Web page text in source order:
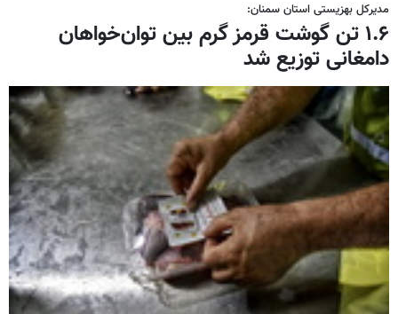
مدیرکل بهزیستی استان سمنان:
۱.۶ تن گوشت قرمز گرم بین توان‌خواهان
دامغانی توزیع شد